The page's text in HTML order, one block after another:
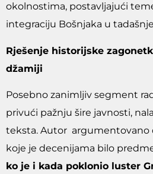
okolnostima, postavljajući
integraciju Bošnjaka u
Rješenje historijske
džamiji
Posebno zanimljiv segment
privući pažnju šire javnosti,
teksta. Autor argumentovano
koje je decenijama bilo
ko je i kada poklonio luster